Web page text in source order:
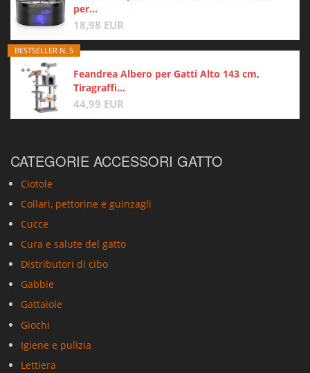
per...
18,98 EUR
BESTSELLER N. 5
Feandrea Albero per Gatti Alto 143 cm,
Tiragraffi...
44,99 EUR
CATEGORIE ACCESSORI GATTO
Ciotole
Collari, pettorine e guinzagli
Cucce
Cura e salute del gatto
Distributori di cibo
Gabbie
Gattaiole
Giochi
Igiene e pulizia
Lettiera